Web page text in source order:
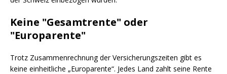
Keine "Gesamtrente" oder
"Europarente"
Trotz Zusammenrechnung der Versicherungszeiten gibt es
keine einheitliche „Europarente“. Jedes Land zahlt seine Rente